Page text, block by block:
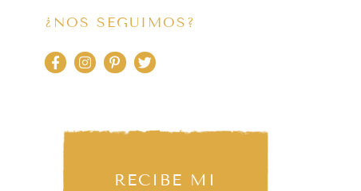
¿NOS SEGUIMOS?
RECIBE MI